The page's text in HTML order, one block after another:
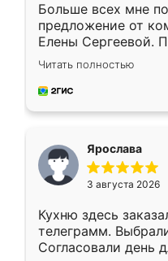
Больше всех мне
предложение от
Елены Сергеевой.
короткие сроки
для замера
предложил по
Читать полностью
Ярослава
3 августа 2026
Кухню здесь
телеграмм.
Согласовали день